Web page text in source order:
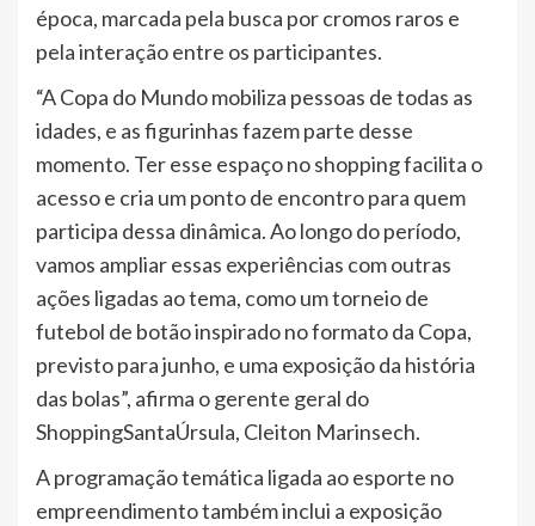
época, marcada pela busca por cromos raros e
pela interação entre os participantes.
“A Copa do Mundo mobiliza pessoas de todas as
idades, e as figurinhas fazem parte desse
momento. Ter esse espaço no shopping facilita o
acesso e cria um ponto de encontro para quem
participa dessa dinâmica. Ao longo do período,
vamos ampliar essas experiências com outras
ações ligadas ao tema, como um torneio de
futebol de botão inspirado no formato da Copa,
previsto para junho, e uma exposição da história
das bolas”, afirma o gerente geral do
ShoppingSantaÚrsula, Cleiton Marinsech.
A programação temática ligada ao esporte no
empreendimento também inclui a exposição